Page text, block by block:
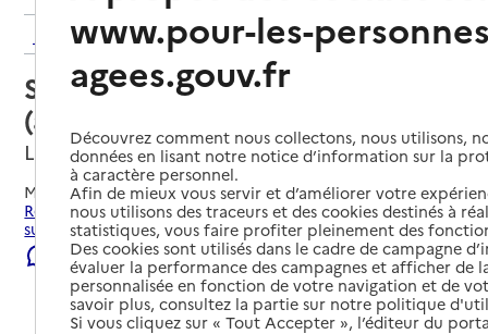
Retour aux résultats de l'annuaire
Service autonomie à domicile
(aide) – Aidadomi
L'Isle-sur-la-Sorgue, VAUCLUSE
Mis à jour le23/07/2026
Rechercher les établissements et services autour de L'Isle-
sur-la-Sorgue.
Signaler une erreur
www.pour-les-
agees.gouv.fr
Découvrez comment nous collectons, nous utilisons,
données en lisant notre notice d’information sur la
à caractère personnel.
Afin de mieux vous servir et d’améliorer votre
nous utilisons des traceurs et des cookies destinés à
statistiques, vous faire profiter pleinement des
Des cookies sont utilisés dans le cadre de campagne
évaluer la performance des campagnes et afficher de
personnalisée en fonction de votre navigation et de
savoir plus, consultez la partie sur notre politique
Si vous cliquez sur « Tout Accepter », l’éditeur du